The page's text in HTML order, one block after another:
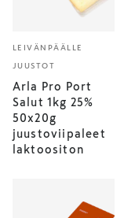
LEIVÄNPÄÄLLE
JUUSTOT
Arla Pro Port
Salut 1kg 25%
50x20g
juustoviipaleet
laktoositon